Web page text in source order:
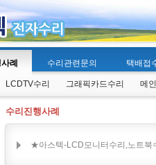
례
LCDTV수리 그래픽카드수리 메
수리관련문의 택배접
수리진행사례
★아스텍-LCD모니터수리,노트북